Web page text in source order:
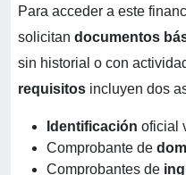
Para acceder a este
solicitan documentos
sin historial o con
requisitos incluyen dos
Identificación oficial
Comprobante de
Comprobantes de